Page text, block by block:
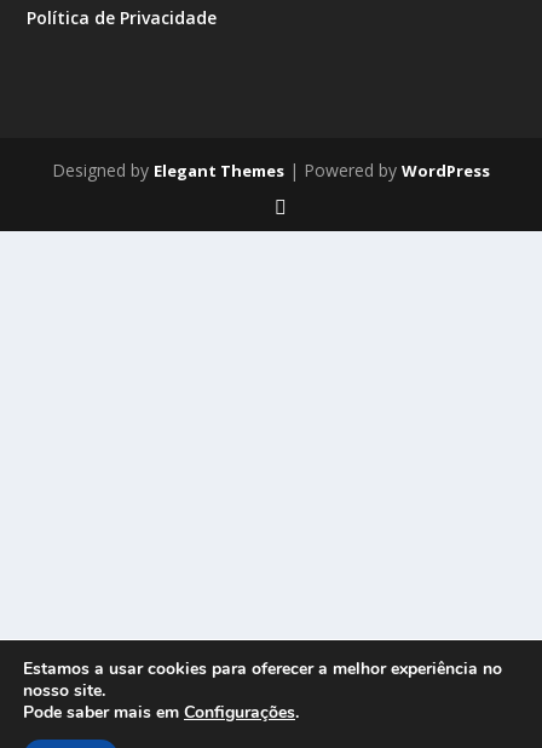
Política de Privacidade
Designed by Elegant Themes | Powered by WordPress
Estamos a usar cookies para oferecer a melhor experiência no
nosso site.
Pode saber mais em Configurações.